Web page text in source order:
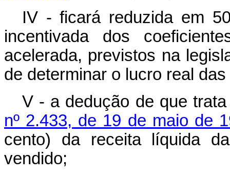
IV - ficará reduzida em
incentivada dos
acelerada, previstos na
de determinar o lucro real
V - a dedução de que
nº 2.433, de 19 de maio de
cento) da receita líquida
vendido;